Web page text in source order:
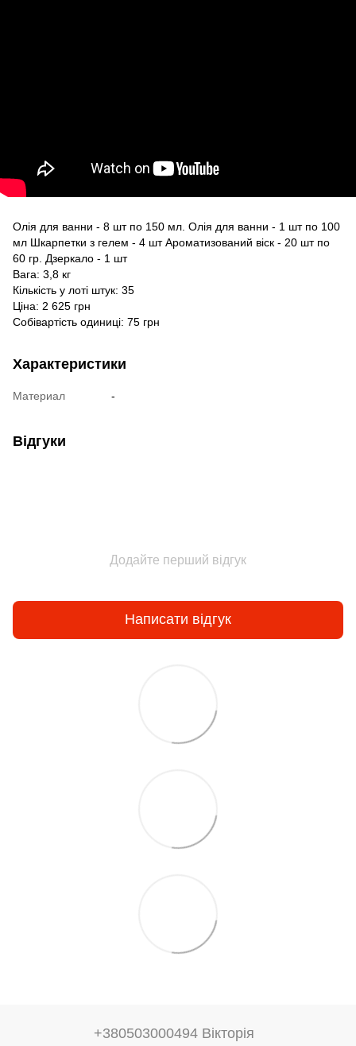
Олія для ванни - 8 шт по 150 мл. Олія для ванни - 1 шт по 100
мл Шкарпетки з гелем - 4 шт Ароматизований віск - 20 шт по
60 гр. Дзеркало - 1 шт
Вага: 3,8 кг
Кількість у лоті штук: 35
Ціна: 2 625 грн
Собівартість одиниці: 75 грн
Характеристики
Материал -
Відгуки
Додайте перший відгук
Написати відгук
+380503000494 Вікторія